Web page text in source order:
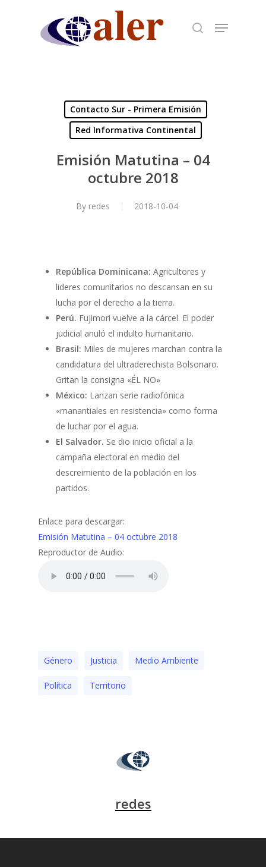
Contacto Sur - Primera Emisión
Red Informativa Continental
Emisión Matutina – 04
octubre 2018
By redes 2018-10-04
República Dominicana: Agricultores y
lideres comunitarios no descansan en su
lucha por el derecho a la tierra.
Perú. Fujimori vuelve a la cárcel. El poder
judicial anuló el indulto humanitario.
Brasil: Miles de mujeres marchan contra la
candidatura del ultraderechista Bolsonaro.
Gritan la consigna «ÉL NO»
México: Lanzan serie radiofónica
«manantiales en resistencia» como forma
de luchar por el agua.
El Salvador. Se dio inicio oficial a la
campaña electoral en medio del
descreimiento de la población en los
partidos.
Enlace para descargar:
Emisión Matutina – 04 octubre 2018
Reproductor de Audio:
Género Justicia Medio Ambiente
Polí­tica Territorio
redes